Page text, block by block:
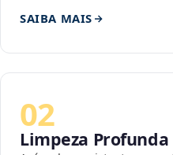
SAIBA MAIS
02
Limpeza Profunda